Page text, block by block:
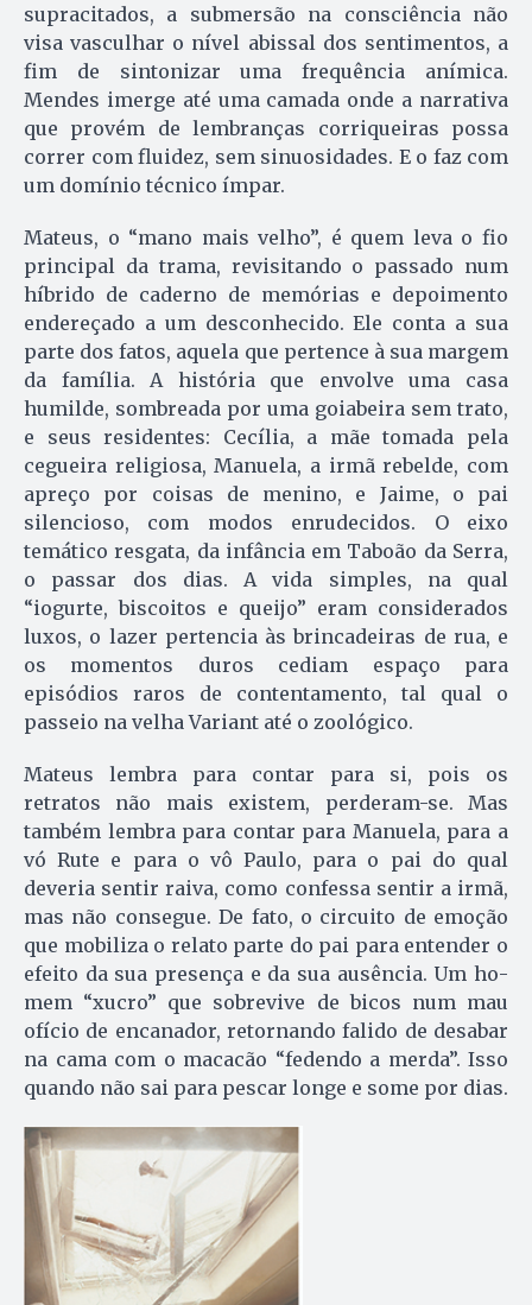
supracitados, a submersão na consciência não
visa vasculhar o nível abissal dos sentimentos, a
fim de sintonizar uma frequência anímica.
Mendes imerge até uma camada onde a narrativa
que provém de lembranças corriqueiras possa
correr com fluidez, sem sinuosidades. E o faz com
um domínio técnico ímpar.
Mateus, o “mano mais velho”, é quem leva o fio
principal da trama, revisitando o passado num
híbrido de caderno de memórias e depoimento
endereçado a um desconhecido. Ele conta a sua
parte dos fatos, aquela que pertence à sua margem
da família. A história que envolve uma casa
humilde, sombreada por uma goiabeira sem trato,
e seus residentes: Cecília, a mãe tomada pela
cegueira religiosa, Manuela, a irmã rebelde, com
apreço por coisas de menino, e Jaime, o pai
silencioso, com modos enrudecidos. O eixo
temático resgata, da infância em Taboão da Serra,
o passar dos dias. A vida simples, na qual
“iogurte, biscoitos e queijo” eram considerados
luxos, o lazer pertencia às brincadeiras de rua, e
os momentos duros cediam espaço para
episódios raros de contentamento, tal qual o
passeio na velha Variant até o zoológico.
Mateus lembra para contar para si, pois os
retratos não mais existem, perderam-se. Mas
também lembra para contar para Manuela, para a
vó Rute e para o vô Paulo, para o pai do qual
deveria sentir raiva, como confessa sentir a irmã,
mas não consegue. De fato, o circuito de emoção
que mo­biliza o relato parte do pai para entender o
efeito da sua presença e da sua ausência. Um ho­
mem “xucro” que sobrevive de bi­cos num mau
ofício de encanador, retornando falido de desabar
na cama com o macacão “fedendo a merda”. Isso
quando não sai para pescar longe e some por dias.